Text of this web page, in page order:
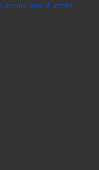
decimo anno di attività